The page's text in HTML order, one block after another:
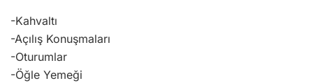
-Kahvaltı
-Açılış Konuşmaları
-Oturumlar
-Öğle Yemeği